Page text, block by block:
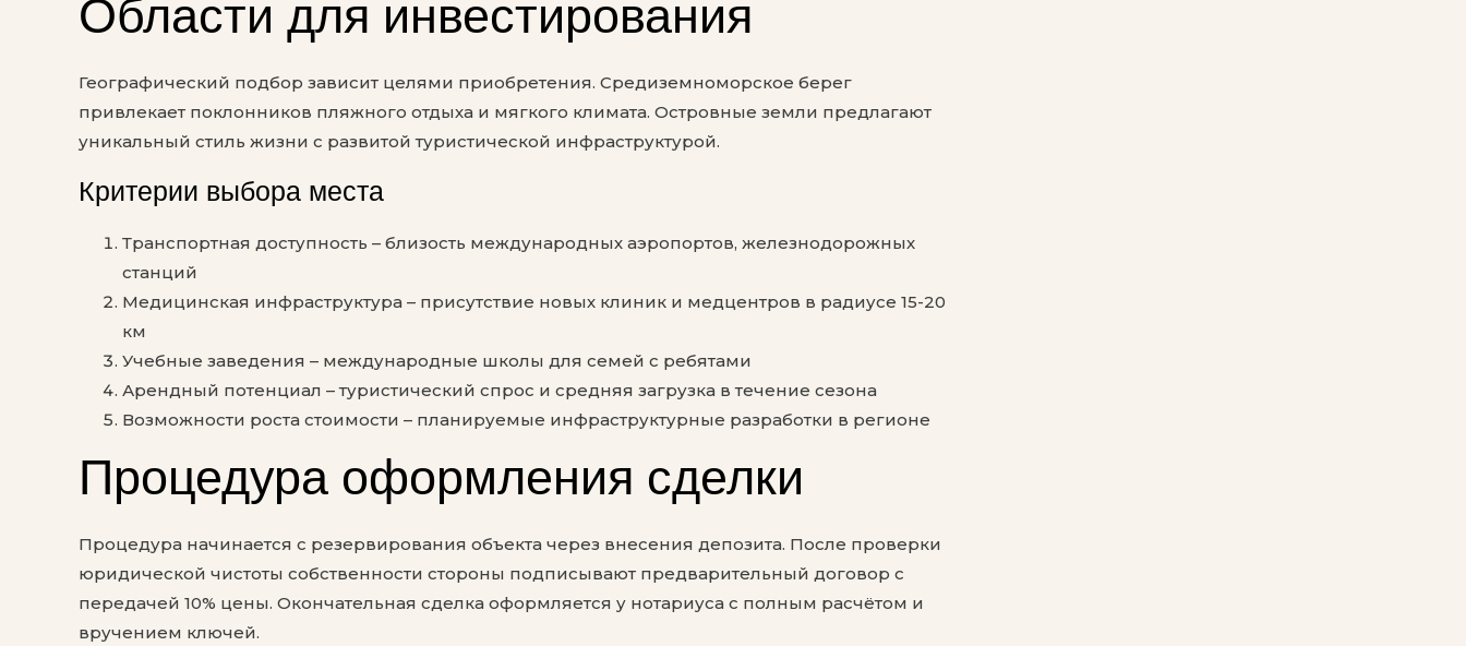
Области для инвестирования
Географический подбор зависит целями приобретения. Средиземноморское берег
привлекает поклонников пляжного отдыха и мягкого климата. Островные земли предлагают
уникальный стиль жизни с развитой туристической инфраструктурой.
Критерии выбора места
Транспортная доступность – близость международных аэропортов, железнодорожных
станций
Медицинская инфраструктура – присутствие новых клиник и медцентров в радиусе 15-20
км
Учебные заведения – международные школы для семей с ребятами
Арендный потенциал – туристический спрос и средняя загрузка в течение сезона
Возможности роста стоимости – планируемые инфраструктурные разработки в регионе
Процедура оформления сделки
Процедура начинается с резервирования объекта через внесения депозита. После проверки
юридической чистоты собственности стороны подписывают предварительный договор с
передачей 10% цены. Окончательная сделка оформляется у нотариуса с полным расчётом и
вручением ключей.